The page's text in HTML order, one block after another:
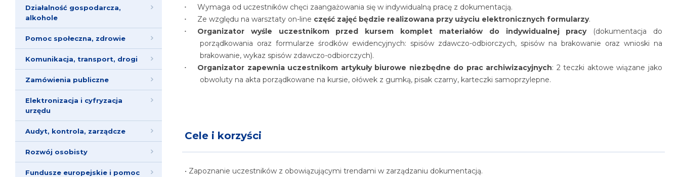
Działalność gospodarcza,
alkohole
Pomoc społeczna, zdrowie
Komunikacja, transport, drogi
Zamówienia publiczne
Elektronizacja i cyfryzacja
urzędu
Audyt, kontrola, zarządcze
Rozwój osobisty
Fundusze europejskie i pomoc
Wymaga od uczestników chęci zaangażowania się w indywidualną pracę z dokumentacją.
Ze względu na warsztaty on-line część zajęć będzie realizowana przy użyciu elektronicznych formularzy.
Organizator wyśle uczestnikom przed kursem komplet materiałów do indywidualnej pracy(dokumentacja do
porządkowania oraz formularze środków ewidencyjnych: spisów zdawczo-odbiorczych, spisów na brakowanie oraz wnioski na
brakowanie, wykaz spisów zdawczo-odbiorczych).
Organizator zapewnia uczestnikom artykuły biurowe niezbędne do prac archiwizacyjnych: 2 teczki aktowe wiązane jako
obwoluty na akta porządkowane na kursie, ołówek z gumką, pisak czarny, karteczki samoprzylepne.
Cele i korzyści
• Zapoznanie uczestników z obowiązującymi trendami w zarządzaniu dokumentacją.